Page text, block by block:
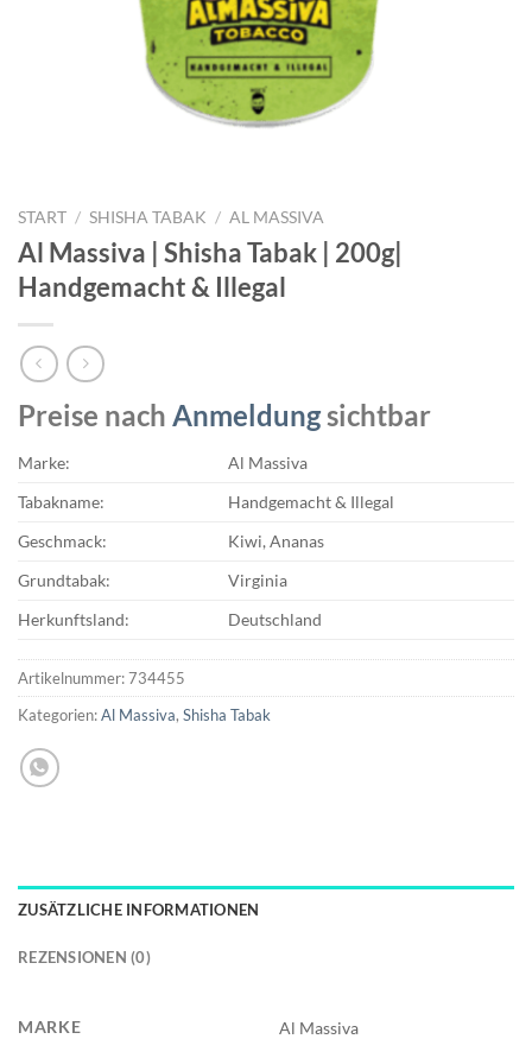
START / SHISHA TABAK / AL MASSIVA
Al Massiva | Shisha Tabak | 200g|
Handgemacht & Illegal
Preise nach Anmeldungsichtbar
Marke:
Al Massiva
Tabakname:
Handgemacht & Illegal
Geschmack:
Kiwi, Ananas
Grundtabak:
Virginia
Herkunftsland:
Deutschland
Artikelnummer:734455
Kategorien:Al Massiva, Shisha Tabak
ZUSÄTZLICHE INFORMATIONEN
REZENSIONEN (0)
MARKE Al Massiva